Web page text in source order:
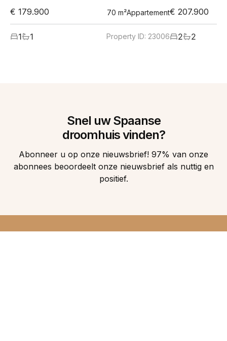
€ 179.900
70 m²Appartement
1 1 Property ID: 23006
€ 207.900
2 2
Snel uw Spaanse
droomhuis vinden?
Abonneer u op onze nieuwsbrief! 97% van onze
abonnees beoordeelt onze nieuwsbrief als nuttig en
positief.